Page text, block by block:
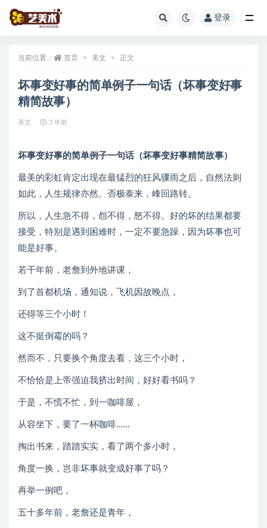
登录
当前位置： 首页 美文 正文
坏事变好事的简单例子一句话（坏事变好事
精简故事）
美文 3 年前
坏事变好事的简单例子一句话（坏事变好事精简故事）
最美的彩虹肯定出现在最猛烈的狂风骤雨之后，自然法则
如此，人生规律亦然。否极泰来，峰回路转。
所以，人生急不得，怨不得，怒不得。好的坏的结果都要
接受，特别是遇到困难时，一定不要急躁，因为坏事也可
能是好事。
若干年前，老詹到外地讲课，
到了首都机场，通知说，飞机因故晚点，
还得等三个小时！
这不挺倒霉的吗？
然而不，只要换个角度去看，这三个小时，
不恰恰是上帝强迫我挤出时间，好好看书吗？
于是，不慌不忙，到一咖啡屋，
从容坐下，要了一杯咖啡……
掏出书来，踏踏实实，看了两个多小时，
角度一换，岂非坏事就变成好事了吗？
再举一例吧，
五十多年前，老詹还是青年，